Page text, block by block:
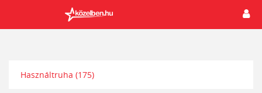
Használtruha (175)